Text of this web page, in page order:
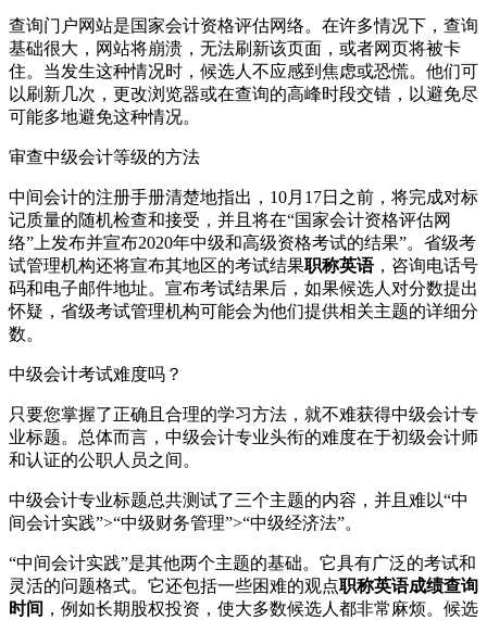
查询门户网站是国家会计资格评估网络。在许多情况下，查询
基础很大，网站将崩溃，无法刷新该页面，或者网页将被卡
住。当发生这种情况时，候选人不应感到焦虑或恐慌。他们可
以刷新几次，更改浏览器或在查询的高峰时段交错，以避免尽
可能多地避免这种情况。
审查中级会计等级的方法
中间会计的注册手册清楚地指出，10月17日之前，将完成对标
记质量的随机检查和接受，并且将在“国家会计资格评估网
络”上发布并宣布2020年中级和高级资格考试的结果”。省级考
试管理机构还将宣布其地区的考试结果职称英语，咨询电话号
码和电子邮件地址。宣布考试结果后，如果候选人对分数提出
怀疑，省级考试管理机构可能会为他们提供相关主题的详细分
数。
中级会计考试难度吗？
只要您掌握了正确且合理的学习方法，就不难获得中级会计专
业标题。总体而言，中级会计专业头衔的难度在于初级会计师
和认证的公职人员之间。
中级会计专业标题总共测试了三个主题的内容，并且难以“中
间会计实践”>“中级财务管理”>“中级经济法”。
“中间会计实践”是其他两个主题的基础。它具有广泛的考试和
灵活的问题格式。它还包括一些困难的观点职称英语成绩查询
时间 ，例如长期股权投资，使大多数候选人都非常麻烦。候选